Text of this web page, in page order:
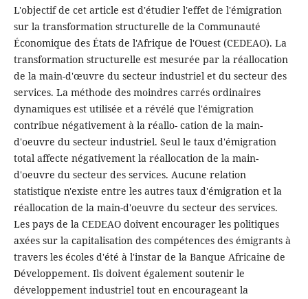
L'objectif de cet article est d'étudier l'effet de l'émigration
sur la transformation structurelle de la Communauté
Économique des États de l'Afrique de l'Ouest (CEDEAO). La
transformation structurelle est mesurée par la réallocation
de la main-d'œuvre du secteur industriel et du secteur des
services. La méthode des moindres carrés ordinaires
dynamiques est utilisée et a révélé que l'émigration
contribue négativement à la réallo- cation de la main-
d'oeuvre du secteur industriel. Seul le taux d'émigration
total affecte négativement la réallocation de la main-
d'oeuvre du secteur des services. Aucune relation
statistique n'existe entre les autres taux d'émigration et la
réallocation de la main-d'oeuvre du secteur des services.
Les pays de la CEDEAO doivent encourager les politiques
axées sur la capitalisation des compétences des émigrants à
travers les écoles d'été à l'instar de la Banque Africaine de
Développement. Ils doivent également soutenir le
développement industriel tout en encourageant la